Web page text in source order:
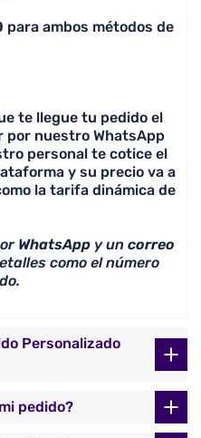
para ambos métodos de
te llegue tu pedido el
por nuestro WhatsApp
personal te cotice el
y su precio va a
la tarifa dinámica de
WhatsApp y un correo
como el número
Personalizado
pedido?